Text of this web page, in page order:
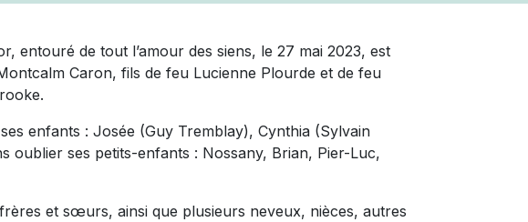
entouré de tout l’amour des siens, le 27 mai 2023, est
Caron, fils de feu Lucienne Plourde et de feu
enfants : Josée (Guy Tremblay), Cynthia (Sylvain
oublier ses petits-enfants : Nossany, Brian, Pier-Luc,
et sœurs, ainsi que plusieurs neveux, nièces, autres